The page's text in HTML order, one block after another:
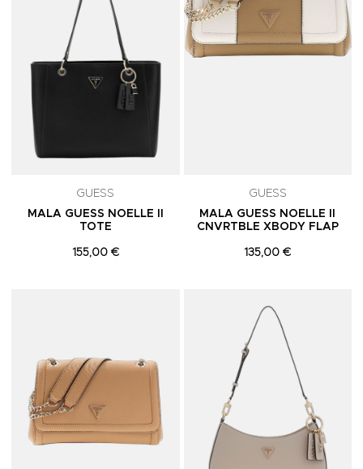
GUESS
MALA GUESS NOELLE II
TOTE
155,00 €
GUESS
MALA GUESS NOELLE II
CNVRTBLE XBODY FLAP
135,00 €